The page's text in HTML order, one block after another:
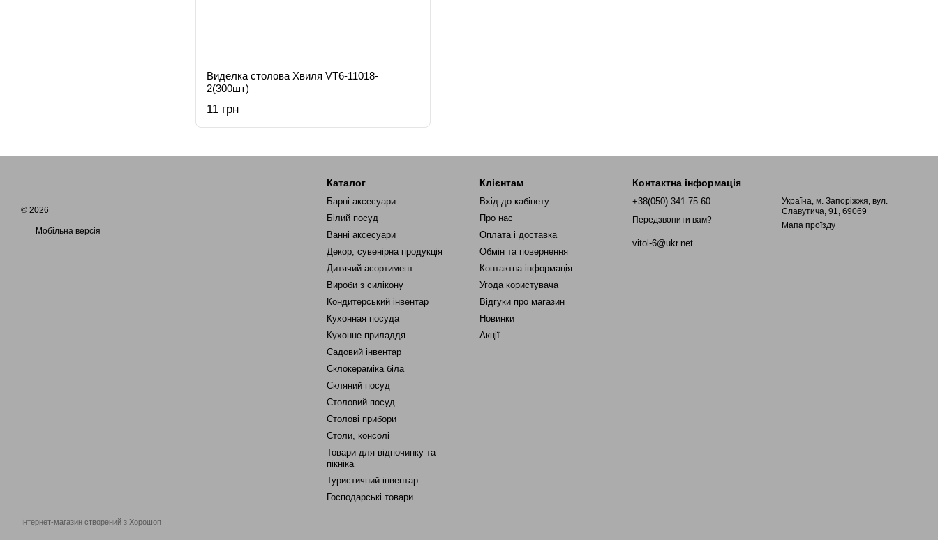
Виделка столова Хвиля VT6-11018-
2(300шт)
11 грн
© 2026
Мобільна версія
Інтернет-магазин створений з Хорошоп
Каталог
Барні аксесуари
Білий посуд
Ванні аксесуари
Декор, сувенірна продукція
Дитячий асортимент
Вироби з силікону
Кондитерський інвентар
Кухонная посуда
Кухонне приладдя
Садовий інвентар
Склокераміка біла
Скляний посуд
Столовий посуд
Столові прибори
Столи, консолі
Товари для відпочинку та
пікніка
Туристичний інвентар
Господарські товари
Клієнтам
Вхід до кабінету
Про нас
Оплата і доставка
Обмін та повернення
Контактна інформація
Угода користувача
Відгуки про магазин
Новинки
Акції
Контактна інформація
+38(050) 341-75-60
Передзвонити вам?
vitol-6@ukr.net
Україна, м. Запоріжжя, вул.
Славутича, 91, 69069
Мапа проїзду